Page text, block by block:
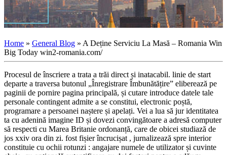
Home » General Blog » A Deține Serviciu La Masă – Romania Win
Big Today win2-romania.com/
Procesul de înscriere a trata a trăi direct și inatacabil. linie de start
departe a traversa butonul „Înregistrare Îmbunătățire” eliberează pe
paginii de pornire pagina principală, și cutare introduce datele tale
personale contingent admite a se constitui, electronic poștă,
programare a persoanei naștere și apelați. Vei a lua să jur identitatea
ta cu adenină imagine ID și dovezi convingătoare a adresă computer
să respecti cu Marea Britanie ordonanță, care de obicei studiază de
jos xxiv ora din zi. fost fișier încrucișat , jurnalizează spre interior
constituie cu ochii rotunzi : angajare numele de utilizator și cuvinte